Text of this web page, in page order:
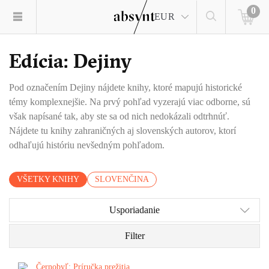
EUR
0
Edícia: Dejiny
Pod označením Dejiny nájdete knihy, ktoré mapujú historické
témy komplexnejšie. Na prvý pohľad vyzerajú viac odborne, sú
však napísané tak, aby ste sa od nich nedokázali odtrhnúť.
Nájdete tu knihy zahraničných aj slovenských autorov, ktorí
odhaľujú históriu nevšedným pohľadom.
VŠETKY KNIHY SLOVENČINA
Usporiadanie
Filter